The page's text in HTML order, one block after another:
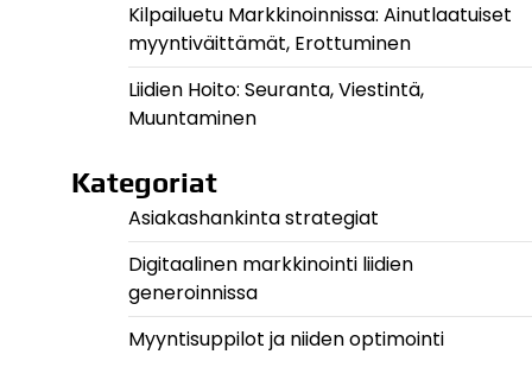
Kilpailuetu Markkinoinnissa: Ainutlaatuiset
myyntiväittämät, Erottuminen
Liidien Hoito: Seuranta, Viestintä,
Muuntaminen
Kategoriat
Asiakashankinta strategiat
Digitaalinen markkinointi liidien
generoinnissa
Myyntisuppilot ja niiden optimointi